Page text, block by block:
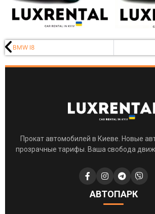
BMW I8
Прокат автомобилей в Киеве. Новые
прозрачные тарифы. Ваша свобода
АВТОПАРК